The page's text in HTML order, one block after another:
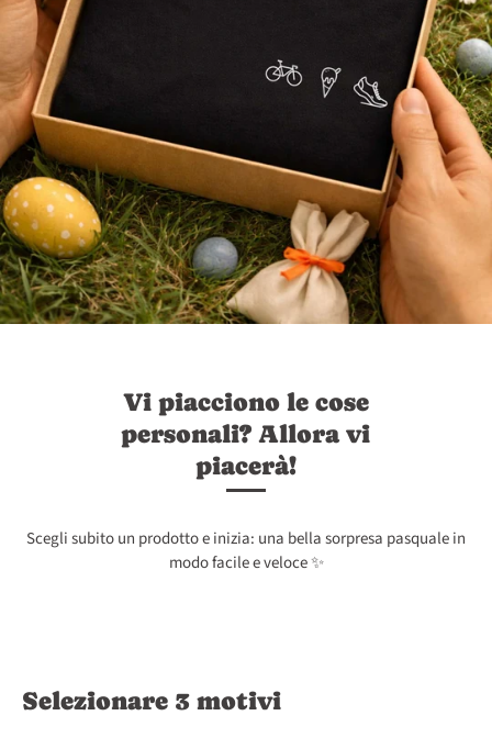
Vi piacciono le cose
personali? Allora vi
piacerà!
Scegli subito un prodotto e inizia: una bella sorpresa pasquale in
modo facile e veloce ✨
Selezionare 3 motivi